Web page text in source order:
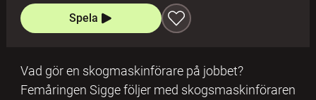
Spela
Vad gör en skogmaskinförare på jobbet?
Femåringen Sigge följer med skogsmaskinföraren